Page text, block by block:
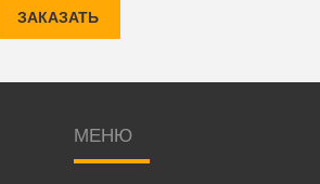
ЗАКАЗАТЬ
МЕНЮ